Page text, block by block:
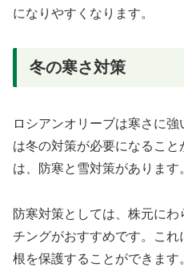
になりやすくなります。
冬の寒さ対策
ロシアンオリーブは寒さに
は冬の対策が必要になるこ
は、防寒と雪対策があります
防寒対策としては、株元に
チングがおすすめです。これ
根を保護することができま